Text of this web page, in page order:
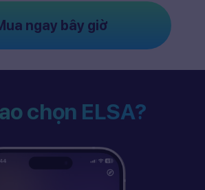
ngay bây giờ
chọn ELSA?